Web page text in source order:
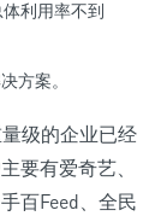
利用率不到
方案。
级的企业已经
要有爱奇艺、
百Feed、全民